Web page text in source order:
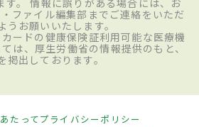
ファイル編集部までご連絡をいただ
うお願いいたします。
ードの健康保険証利用可能な医療機
は、厚生労働省の情報提供のもと、
掲出しております。
たってプライバシーポリシー